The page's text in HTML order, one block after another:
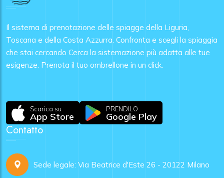
Il sistema di prenotazione delle spiagge della Liguria,
Toscana e della Costa Azzurra. Confronta e scegli la spiaggia
che stai cercando Cerca la sistemazione più adatta alle tue
esigenze. Prenota il tuo ombrellone in un click.
Scarica su
App Store
PRENDILO
Google Play
Contatto
Sede legale: Via Beatrice d'Este 26 - 20122 Milano